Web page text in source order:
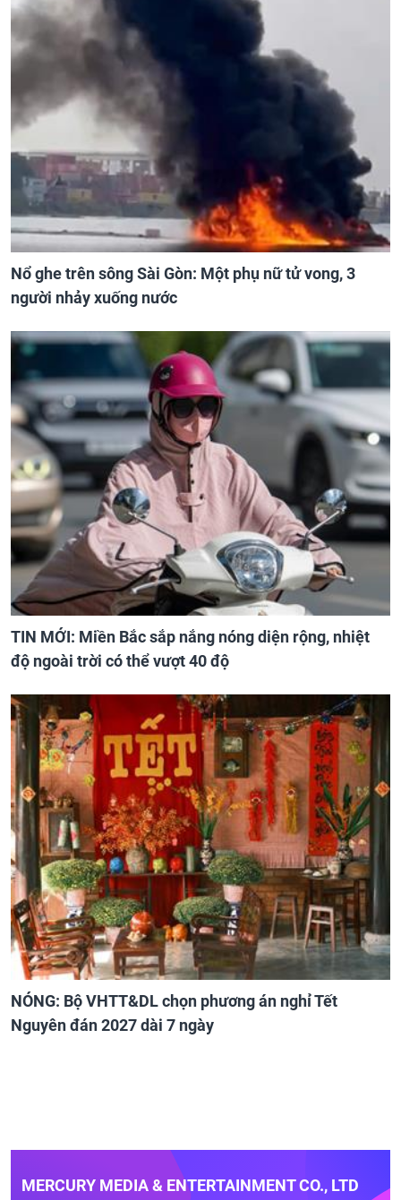
Nổ ghe trên sông Sài Gòn: Một phụ nữ tử vong, 3
người nhảy xuống nước
TIN MỚI: Miền Bắc sắp nắng nóng diện rộng, nhiệt
độ ngoài trời có thể vượt 40 độ
NÓNG: Bộ VHTT&DL chọn phương án nghỉ Tết
Nguyên đán 2027 dài 7 ngày
MERCURY MEDIA & ENTERTAINMENT CO., LTD